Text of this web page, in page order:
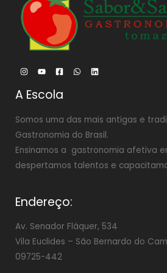
A Escola
Somos uma das mais antigas e
Gastronomia do Brasil.
Ensinamos a gastronomia afetiva
despertamos talentos e
Endereço:
Av. Senador Fláquer, 534
Vila Euclides – São Bernardo do
09725-442